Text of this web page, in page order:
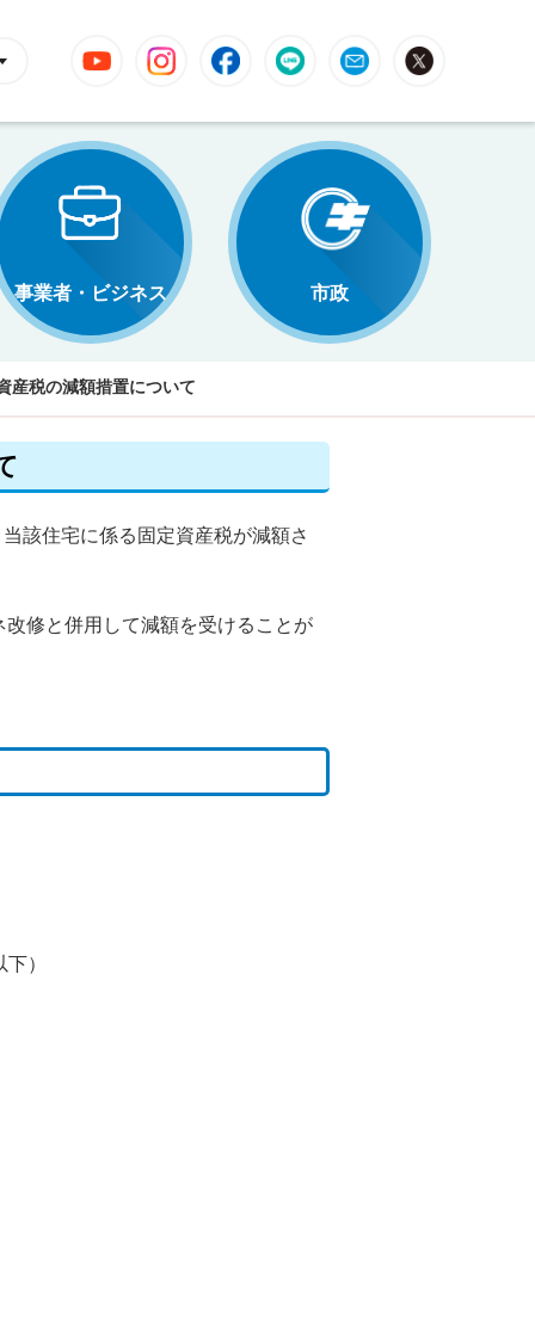
YouTube InstagramFacebookLINE Mail
事業者・ビジネス 市政
産税の減額措置について
該住宅に係る固定資産税が減額さ
修と併用して減額を受けることが
）